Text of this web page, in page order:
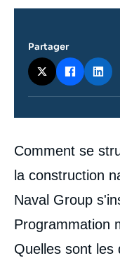
Contenu
intervention
médiatique
Comment se
la construction
Naval Group
Programmation
Quelles sont les
Partager